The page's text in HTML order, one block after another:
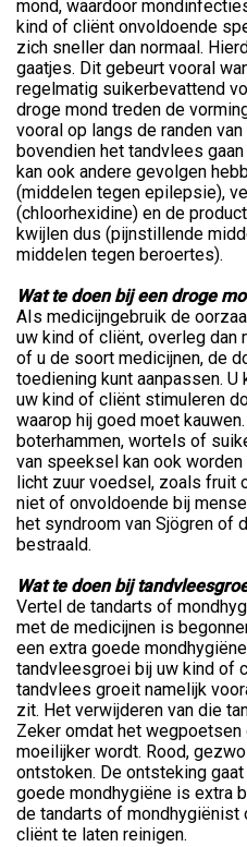
mond, waardoor
kind of cliënt onvoldoende
zich sneller dan normaal.
gaatjes. Dit gebeurt vooral
regelmatig suikerbevattend
droge mond treden de
vooral op langs de randen
bovendien het tandvlees
kan ook andere gevolgen
(middelen tegen epilepsie),
(chloorhexidine) en de
kwijlen dus (pijnstillende
middelen tegen beroertes).
Wat te doen bij een droge
AIs medicijngebruik de
uw kind of cliënt, overleg
of u de soort medicijnen, de
toediening kunt aanpassen.
uw kind of cliënt stimuleren
waarop hij goed moet
boterhammen, wortels of
van speeksel kan ook
licht zuur voedsel, zoals fruit
niet of onvoldoende bij
het syndroom van Sjögren of
bestraald.
Wat te doen bij
Vertel de tandarts of
met de medicijnen is
een extra goede
tandvleesgroei bij uw kind of
tandvlees groeit namelijk
zit. Het verwijderen van die
Zeker omdat het
moeilijker wordt. Rood,
ontstoken. De ontsteking
goede mondhygiëne is extra
de tandarts of mondhygiënist
cliënt te laten reinigen.